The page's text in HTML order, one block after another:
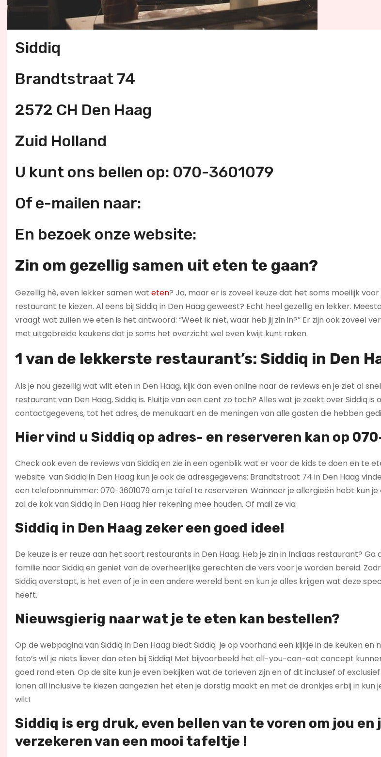
Siddiq
Brandtstraat 74
2572 CH Den Haag
Zuid Holland
U kunt ons bellen op: 070-3601079
Of e-mailen naar:
En bezoek onze website:
Zin om gezellig samen uit eten te gaan?
Gezellig hè, even lekker samen wat eten? Ja, maar er is zoveel keuze dat het soms moeilijk voor
restaurant te kiezen. Al eens bij Siddiq in Den Haag geweest? Echt heel gezellig en lekker.
vraagt wat zullen we eten is het antwoord: “Weet ik niet, waar heb jij zin in?” Er zijn ook zoveel
met uitgebreide keukens dat je soms het overzicht wel even kwijt kunt raken.
1 van de lekkerste restaurant’s: Siddiq in Den
Als je nou gezellig wat wilt eten in Den Haag, kijk dan even online naar de reviews en je ziet al
restaurant van Den Haag, Siddiq is. Fluitje van een cent zo toch? Alles wat je zoekt over Siddiq is
contactgegevens, tot het adres, de menukaart en de meningen van alle gasten die hebben
Hier vind u Siddiq op adres- en reserveren kan op
Check ook even de reviews van Siddiq en zie in een ogenblik wat er voor de kids te doen en te
website van Siddiq in Den Haag kun je ook de adresgegevens: Brandtstraat 74 in Den Haag
een telefoonnummer: 070-3601079 om je tafel te reserveren. Wanneer je allergieën hebt kun
zal de kok van Siddiq in Den Haag hier rekening mee houden. Of mail ze via
Siddiq in Den Haag zeker een goed idee!
De keuze is er reuze aan het soort restaurants in Den Haag. Heb je zin in Indiaas restaurant? Ga
familie naar Siddiq en geniet van de overheerlijke gerechten die vers voor je worden bereid.
Siddiq overstapt, is het even of je in een andere wereld bent en kun je alles krijgen wat deze
heeft.
Nieuwsgierig naar wat je te eten kan bestellen?
Op de webpagina van Siddiq in Den Haag biedt Siddiq je op voorhand een kijkje in de keuken en
foto’s wil je niets liever dan eten bij Siddiq! Met bijvoorbeeld het all-you-can-eat concept
goed rond eten. Op de site kun je even bekijken wat de tarieven zijn en of dit inclusief of
lonen all inclusive te kiezen aangezien het eten je dorstig maakt en met de drankjes erbij in kun
wilt!
Siddiq is erg druk, even bellen van te voren om jou
verzekeren van een mooi tafeltje !